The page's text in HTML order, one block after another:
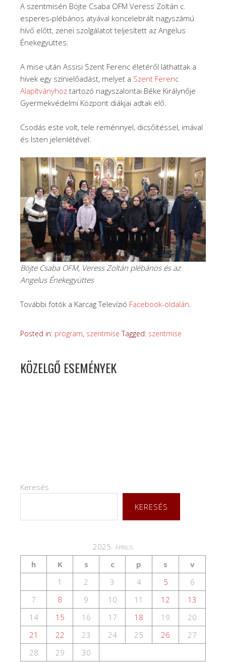
A szentmisén Böjte Csaba OFM Veress Zoltán c.
esperes-plébános atyával koncelebrált nagyszámú
hívő előtt, zenei szolgálatot teljesített az Angelus
Énekegyüttes.
A mise után Assisi Szent Ferenc életéről láthattak a
hívek egy színielőadást, melyet a Szent Ferenc
Alapítványhoz tartozó nagyszalontai Béke Királynője
Gyermekvédelmi Központ diákjai adtak elő.
Csodás este volt, tele reménnyel, dicsőítéssel, imával
és Isten jelenlétével.
Böjte Csaba OFM, Veress Zoltán plébános és az
Angelus Énekegyüttes
További fotók a Karcag Televízió Facebook-oldalán
Posted in: program, szentmise Tagged: szentmise
KÖZELGŐ ESEMÉNYEK
Keresés
KERESÉS
2025. április
h
K s c p s
v
1
2 3 4 5
6
7
8 9 10 11 12
13
14
15 16 17 18 19
20
21
22 23 24 25 26
27
28
29 30